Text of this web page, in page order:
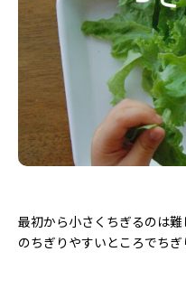
最初から小さくちぎるのは
のちぎりやすいところでちぎ